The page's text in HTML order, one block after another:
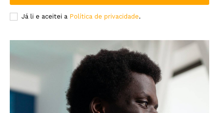
Já li e aceitei a Política de privacidade.